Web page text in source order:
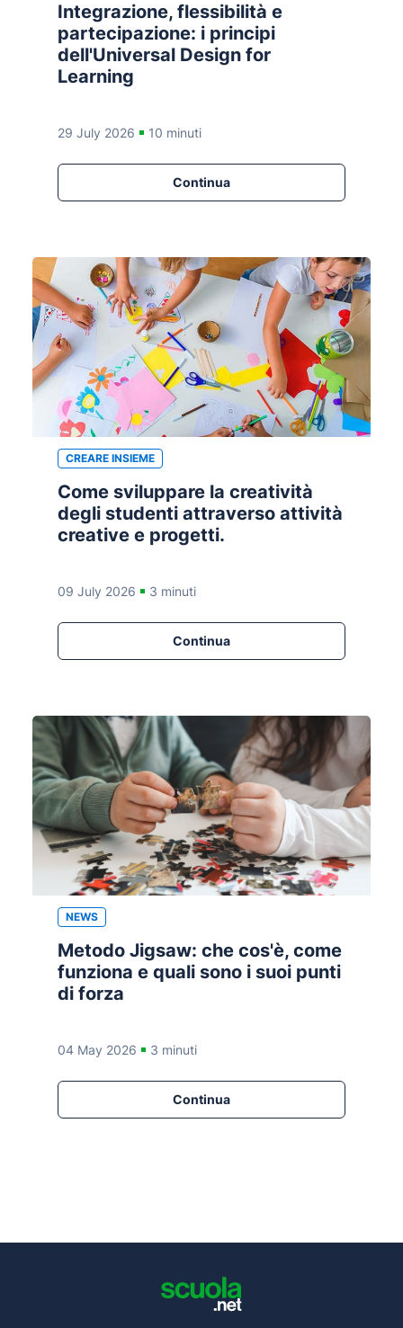
Integrazione, flessibilità e
partecipazione: i principi
dell'Universal Design for
Learning
29 July 2026 10 minuti
Continua
CREARE INSIEME
Come sviluppare la creatività
degli studenti attraverso attività
creative e progetti.
09 July 2026 3 minuti
Continua
NEWS
Metodo Jigsaw: che cos'è, come
funziona e quali sono i suoi punti
di forza
04 May 2026 3 minuti
Continua